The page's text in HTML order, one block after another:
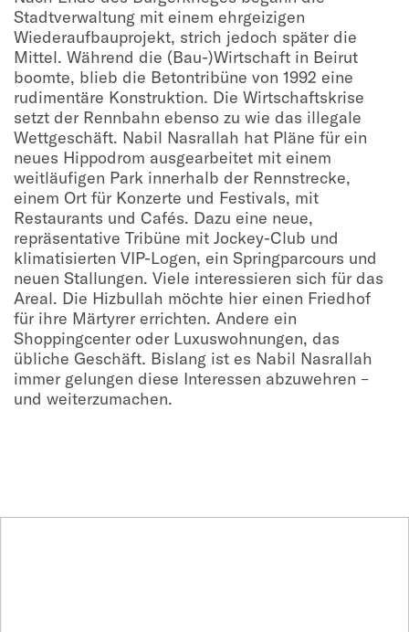
Stadtverwaltung mit einem ehrgeizigen
Wiederaufbauprojekt, strich jedoch später die
Mittel. Während die (Bau-)Wirtschaft in Beirut
boomte, blieb die Betontribüne von 1992 eine
rudimentäre Konstruktion. Die Wirtschaftskrise
setzt der Rennbahn ebenso zu wie das illegale
Wettgeschäft. Nabil Nasrallah hat Pläne für ein
neues Hippodrom ausgearbeitet mit einem
weitläufigen Park innerhalb der Rennstrecke,
einem Ort für Konzerte und Festivals, mit
Restaurants und Cafés. Dazu eine neue,
repräsentative Tribüne mit Jockey-Club und
klimatisierten VIP-Logen, ein Springparcours und
neuen Stallungen. Viele interessieren sich für das
Areal. Die Hizbullah möchte hier einen Friedhof
für ihre Märtyrer errichten. Andere ein
Shoppingcenter oder Luxuswohnungen, das
übliche Geschäft. Bislang ist es Nabil Nasrallah
immer gelungen diese Interessen abzuwehren –
und weiterzumachen.